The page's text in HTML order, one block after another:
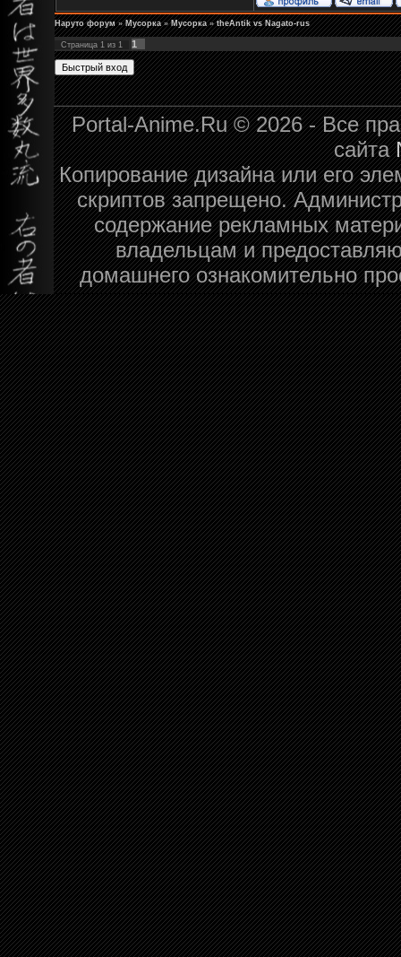
Наруто форум » Мусорка » Мусорка » theAntik vs Nagato-rus
Страница 1 из 1 1
Portal-Anime.Ru © 2026 - Все
сайта
Копирование дизайна или его
скриптов запрещено.
содержание рекламных
владельцам и
домашнего ознакомительно